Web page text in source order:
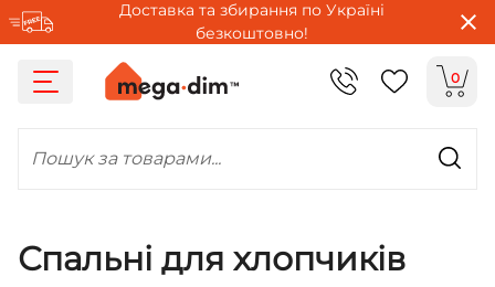
Доставка та збирання по Україні
безкоштовно!
0
Пошук за товарами...
Спальні для хлопчиків